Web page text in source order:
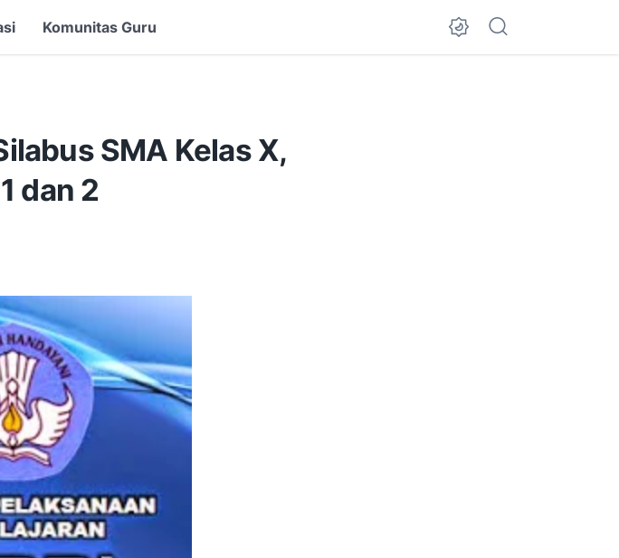
Komunitas Guru
SMA Kelas X,
dan 2